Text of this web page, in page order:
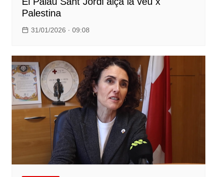
Palestina
31/01/2026 · 09:08